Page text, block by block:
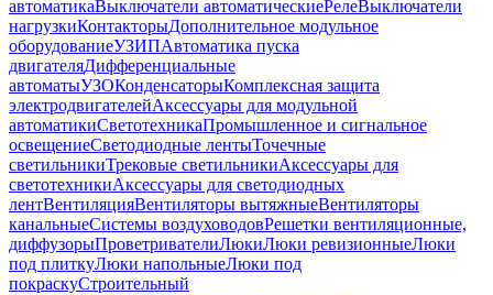
автоматикаВыключатели автоматическиеРелеВыключатели
нагрузкиКонтакторыДополнительное модульное
оборудованиеУЗИПАвтоматика пуска
двигателяДифференциальные
автоматыУЗОКонденсаторыКомплексная защита
электродвигателейАксессуары для модульной
автоматикиСветотехникаПромышленное и сигнальное
освещениеСветодиодные лентыТочечные
светильникиТрековые светильникиАксессуары для
светотехникиАксессуары для светодиодных
лентВентиляцияВентиляторы вытяжныеВентиляторы
канальныеСистемы воздуховодовРешетки вентиляционные,
диффузорыПроветривателиЛюкиЛюки ревизионныеЛюки
под плиткуЛюки напольныеЛюки под
покраскуСтроительный